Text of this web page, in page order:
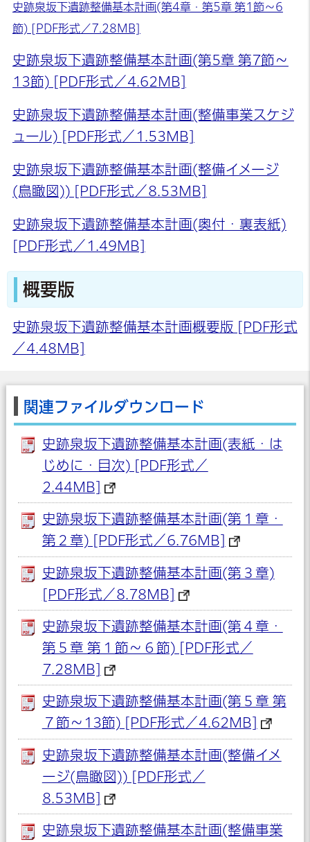
史跡泉坂下遺跡整備基本計画(第4章・第5章 第1節～6
節) [PDF形式／7.28MB]
史跡泉坂下遺跡整備基本計画(第5章 第7節～
13節) [PDF形式／4.62MB]
史跡泉坂下遺跡整備基本計画(整備事業スケジ
ュール) [PDF形式／1.53MB]
史跡泉坂下遺跡整備基本計画(整備イメージ
(鳥瞰図)) [PDF形式／8.53MB]
史跡泉坂下遺跡整備基本計画(奥付・裏表紙)
[PDF形式／1.49MB]
概要版
史跡泉坂下遺跡整備基本計画概要版 [PDF形式
／4.48MB]
関連ファイルダウンロード
史跡泉坂下遺跡整備基本計画(表紙・は
じめに・目次) [PDF形式／
2.44MB]
史跡泉坂下遺跡整備基本計画(第１章・
第２章) [PDF形式／6.76MB]
史跡泉坂下遺跡整備基本計画(第３章)
[PDF形式／8.78MB]
史跡泉坂下遺跡整備基本計画(第４章・
第５章 第１節～６節) [PDF形式／
7.28MB]
史跡泉坂下遺跡整備基本計画(第５章 第
７節～13節) [PDF形式／4.62MB]
史跡泉坂下遺跡整備基本計画(整備イメ
ージ(鳥瞰図)) [PDF形式／
8.53MB]
史跡泉坂下遺跡整備基本計画(整備事業